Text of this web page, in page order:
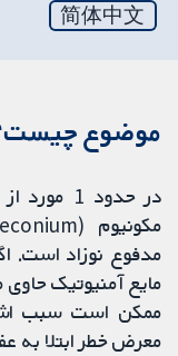
简体中文
موضوع
مدفوع نوزاد است.
مایع آمنیوتیک
ممکن است سبب
معرض خطر ابتلا به